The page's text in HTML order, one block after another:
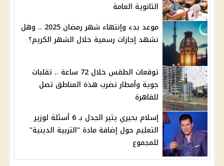
الثانوية العامة
موعد بدء وإنتهاء شهر رمضان 2025 .. وهل
نشهد إجازات رسمية خلال الشهر الكريم؟
توقعات الطقس خلال 72 ساعة .. تقلبات
جوية وأمطار تضرب هذة المناطق تصل
للقاهرة
إسلام بحيري يثير الجدل بـ 6 أسئلة لوزير
التعليم حول إضافة مادة "التربية الدينية"
للمجموع